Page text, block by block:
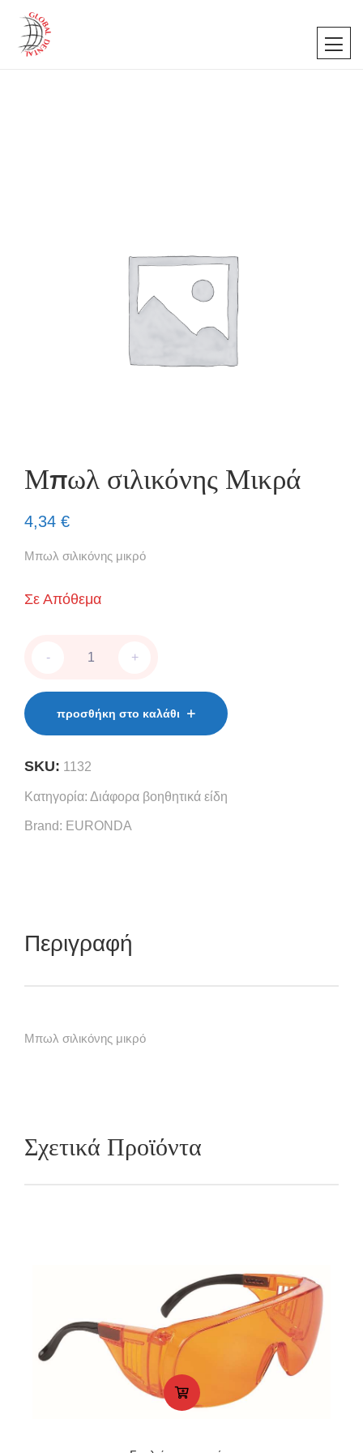
Μπωλ σιλικόνης Μικρά
4,34 €
Μπωλ σιλικόνης μικρό
Σε Απόθεμα
σιλικόνης
quantity
- +
προσθήκη στο καλάθι
SKU: 1132
Κατηγορία: Διάφορα βοηθητικά είδη
Brand: EURONDA
Περιγραφή
Μπωλ σιλικόνης μικρό
Σχετικά Προϊόντα